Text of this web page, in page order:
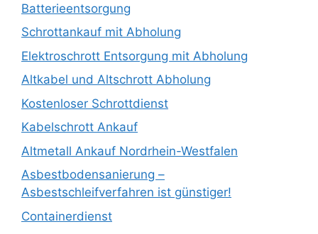
Batterieentsorgung
Schrottankauf mit Abholung
Elektroschrott Entsorgung mit Abholung
Altkabel und Altschrott Abholung
Kostenloser Schrottdienst
Kabelschrott Ankauf
Altmetall Ankauf Nordrhein-Westfalen
Asbestbodensanierung –
Asbestschleifverfahren ist günstiger!
Containerdienst